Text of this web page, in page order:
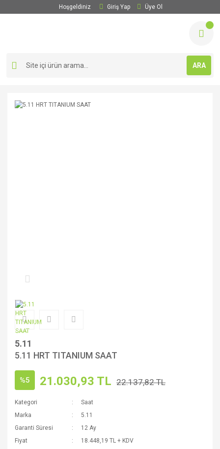
Hoşgeldiniz Giriş Yap Üye Ol
ARA
5.11
5.11 HRT TITANIUM SAAT
%5 21.030,93 TL 22.137,82 TL
Kategori
Saat
Marka
5.11
Garanti Süresi
12 Ay
Fiyat
18.448,19 TL + KDV